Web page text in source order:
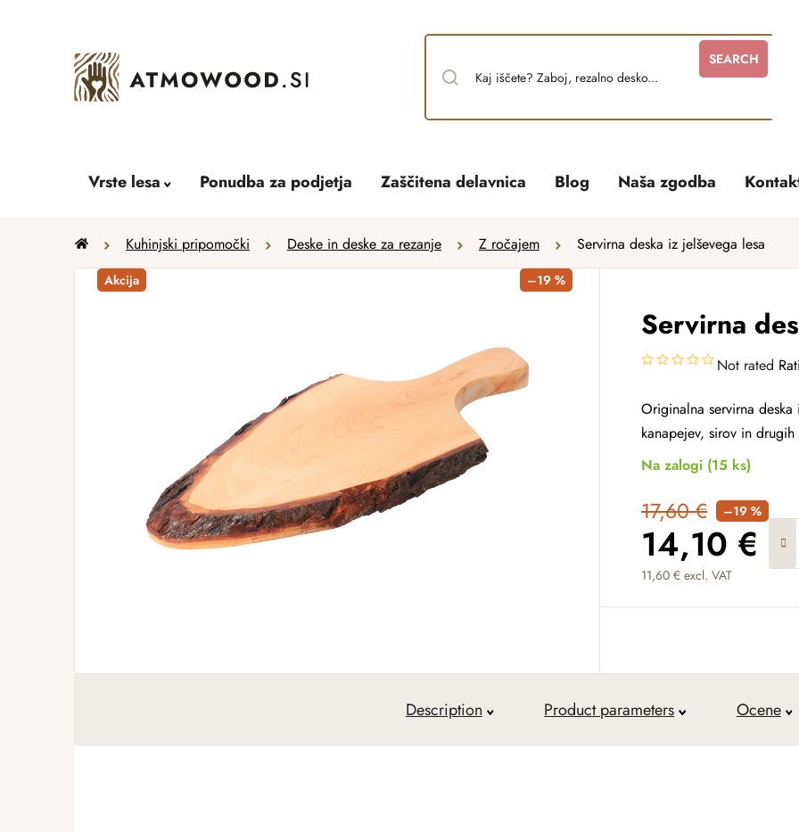
SEARCH
Vrste lesa Ponudba za podjetja Zaščitena delavnica Blog Naša zgodba
Home Kuhinjski pripomočki Deske in deske za rezanje Z ročajem Servirna deska iz jelševega lesa
Servirna
Not rated
Originalna servirna
kanapejev, sirov in
Na zalogi (15 ks)
17,60 € –19 %
14,10 €
11,60 € excl. VAT
Measure price:
Akcija –19 %
Description Product parameters Ocene